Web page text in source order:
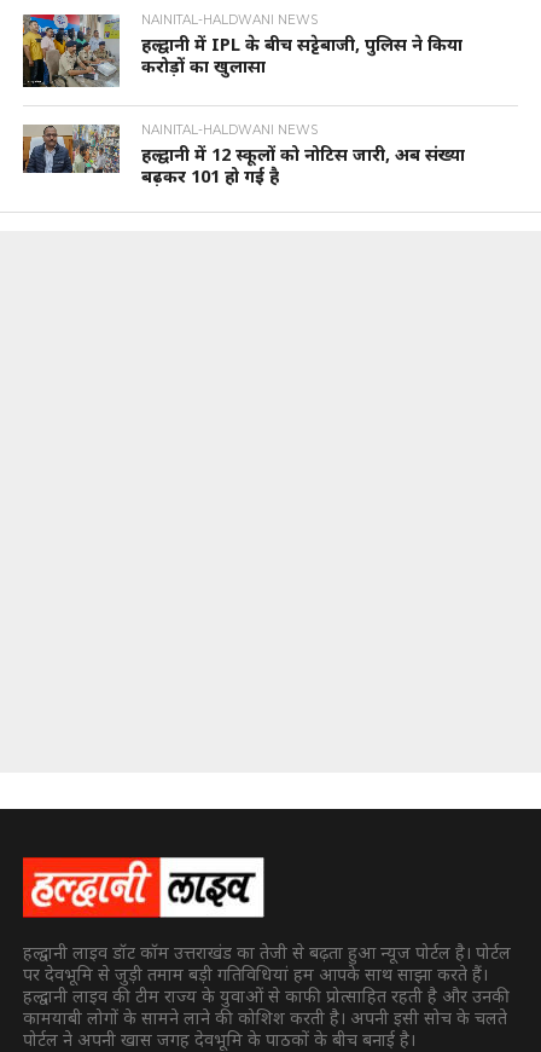
NAINITAL-HALDWANI NEWS
हल्द्वानी में IPL के बीच सट्टेबाजी, पुलिस ने किया
करोड़ों का खुलासा
NAINITAL-HALDWANI NEWS
हल्द्वानी में 12 स्कूलों को नोटिस जारी, अब संख्या
बढ़कर 101 हो गई है
हल्द्वानी लाइव डॉट कॉम उत्तराखंड का तेजी से बढ़ता हुआ न्यूज पोर्टल है। पोर्टल
पर देवभूमि से जुड़ी तमाम बड़ी गतिविधियां हम आपके साथ साझा करते हैं।
हल्द्वानी लाइव की टीम राज्य के युवाओं से काफी प्रोत्साहित रहती है और उनकी
कामयाबी लोगों के सामने लाने की कोशिश करती है। अपनी इसी सोच के चलते
पोर्टल ने अपनी खास जगह देवभूमि के पाठकों के बीच बनाई है।